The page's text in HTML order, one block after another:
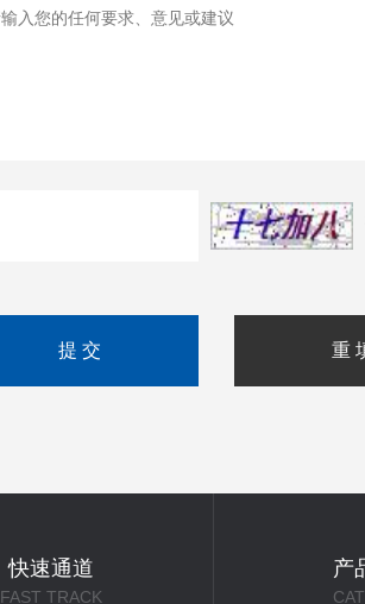
快速通道
FAST TRACK
产